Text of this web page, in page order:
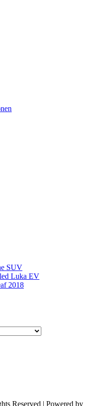
SUV
Luka EV
2018
Reserved | Powered by